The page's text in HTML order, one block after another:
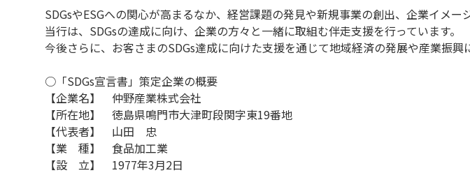
SDGsやESGへの関心が高まるなか、経営課題の発見や新規事業の創出、企業イメ
当行は、SDGsの達成に向け、企業の方々と一緒に取組む伴走支援を行っています。
今後さらに、お客さまのSDGs達成に向けた支援を通じて地域経済の発展や産業振
○「SDGs宣言書」策定企業の概要
【企業名】 仲野産業株式会社
【所在地】 徳島県鳴門市大津町段関字東19番地
【代表者】 山田 忠
【業 種】 食品加工業
【設 立】 1977年3月2日